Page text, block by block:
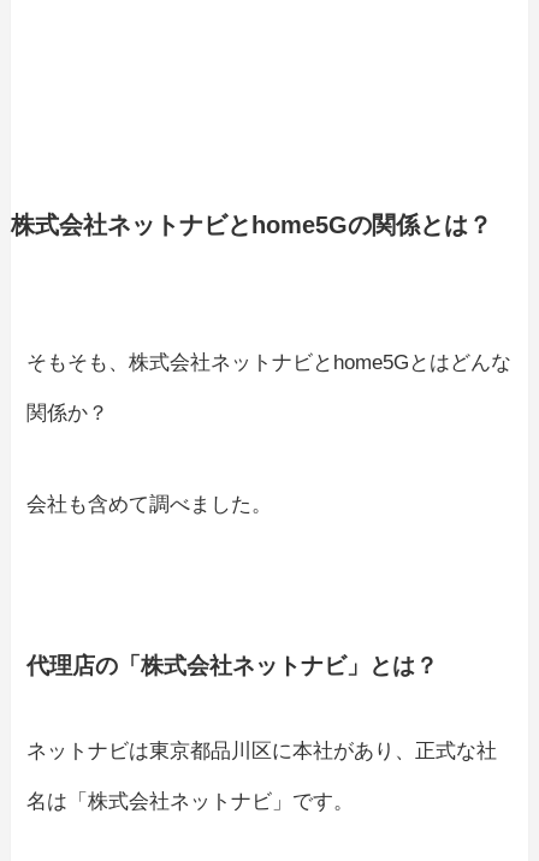
株式会社ネットナビとhome5Gの関係とは？
そもそも、株式会社ネットナビとhome5Gとはどんな
関係か？
会社も含めて調べました。
代理店の「株式会社ネットナビ」とは？
ネットナビは東京都品川区に本社があり、正式な社
名は「株式会社ネットナビ」です。